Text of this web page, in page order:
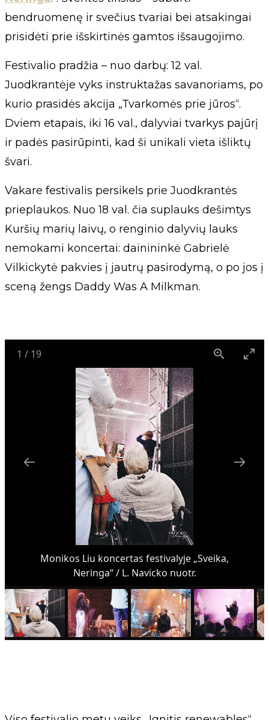
bendruomenę ir svečius tvariai bei atsakingai
prisidėti prie išskirtinės gamtos išsaugojimo.
Festivalio pradžia – nuo darbų: 12 val.
Juodkrantėje vyks instruktažas savanoriams, po
kurio prasidės akcija „Tvarkomės prie jūros“.
Dviem etapais, iki 16 val., dalyviai tvarkys pajūrį
ir padės pasirūpinti, kad ši unikali vieta išliktų
švari.
Vakare festivalis persikels prie Juodkrantės
prieplaukos. Nuo 18 val. čia suplauks dešimtys
Kuršių marių laivų, o renginio dalyvių lauks
nemokami koncertai: dainininkė Gabrielė
Vilkickytė pakvies į jautrų pasirodymą, o po jos į
sceną žengs Daddy Was A Milkman.
1 / 19
Monikos Liu koncertas festivalyje „Sveika,
Neringa“ / L. Navicko nuotr.